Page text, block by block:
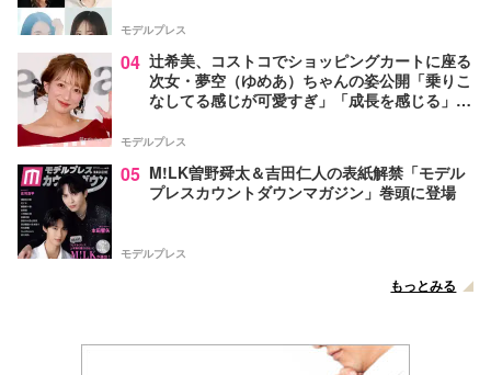
モデルプレス
04 辻希美、コストコでショッピングカートに座る
次女・夢空（ゆめあ）ちゃんの姿公開「乗りこ
なしてる感じが可愛すぎ」「成長を感じる」の
モデルプレス
05 M!LK曽野舜太＆吉田仁人の表紙解禁「モデル
プレスカウントダウンマガジン」巻頭に登場
モデルプレス
もっとみる